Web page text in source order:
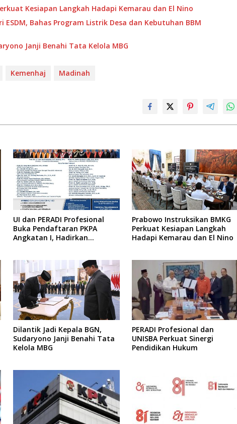
Kesiapan Langkah Hadapi Kemarau dan El Nino
ESDM, Bahas Program Listrik Desa dan Kebutuhan BBM
Janji Benahi Tata Kelola MBG
Kemenhaj Madinah
UI dan PERADI Profesional
Buka Pendaftaran PKPA
Angkatan I, Hadirkan
Prabowo Instruksikan BMKG
Perkuat Kesiapan Langkah
Hadapi Kemarau dan El Nino
Dilantik Jadi Kepala BGN,
Sudaryono Janji Benahi Tata
Kelola MBG
PERADI Profesional dan
UNISBA Perkuat Sinergi
Pendidikan Hukum